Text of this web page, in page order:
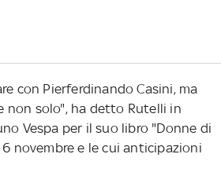
con Pierferdinando Casini, ma
non solo", ha detto Rutelli in
Vespa per il suo libro "Donne di
novembre e le cui anticipazioni